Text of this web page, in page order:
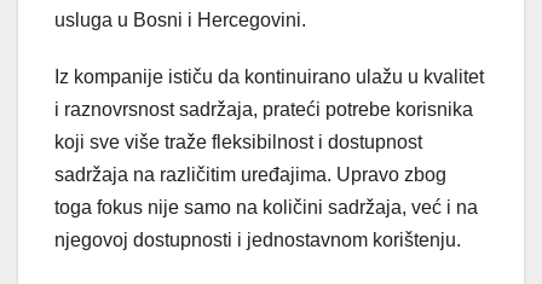
usluga u Bosni i Hercegovini.
Iz kompanije ističu da kontinuirano ulažu u kvalitet
i raznovrsnost sadržaja, prateći potrebe korisnika
koji sve više traže fleksibilnost i dostupnost
sadržaja na različitim uređajima. Upravo zbog
toga fokus nije samo na količini sadržaja, već i na
njegovoj dostupnosti i jednostavnom korištenju.